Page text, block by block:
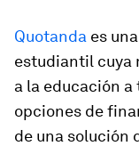
Quotanda es
estudiantil cuya
a la educación a
opciones de
de una solución